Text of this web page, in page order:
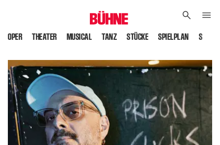
OPER THEATER MUSICAL TANZ STÜCKE SPIELPLAN